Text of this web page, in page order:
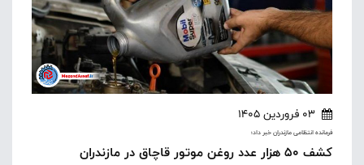
03 فروردین 1405
فرمانده انتظامی مازندران خبر داد؛
کشف ۵۰ هزار عدد روغن موتور قاچاق در مازندران